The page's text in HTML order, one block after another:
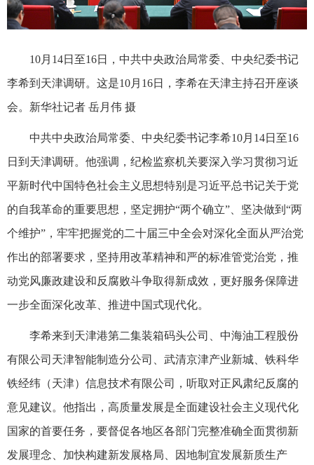
10月14日至16日，中共中央政治局常委、中央纪委书记
李希到天津调研。这是10月16日，李希在天津主持召开座谈
会。新华社记者 岳月伟 摄
中共中央政治局常委、中央纪委书记李希10月14日至16
日到天津调研。他强调，纪检监察机关要深入学习贯彻习近
平新时代中国特色社会主义思想特别是习近平总书记关于党
的自我革命的重要思想，坚定拥护“两个确立”、坚决做到“两
个维护”，牢牢把握党的二十届三中全会对深化全面从严治党
作出的部署要求，坚持用改革精神和严的标准管党治党，推
动党风廉政建设和反腐败斗争取得新成效，更好服务保障进
一步全面深化改革、推进中国式现代化。
李希来到天津港第二集装箱码头公司、中海油工程股份
有限公司天津智能制造分公司、武清京津产业新城、铁科华
铁经纬（天津）信息技术有限公司，听取对正风肃纪反腐的
意见建议。他指出，高质量发展是全面建设社会主义现代化
国家的首要任务，要督促各地区各部门完整准确全面贯彻新
发展理念、加快构建新发展格局、因地制宜发展新质生产